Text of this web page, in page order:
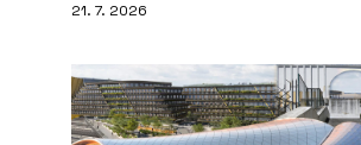
21. 7. 2026